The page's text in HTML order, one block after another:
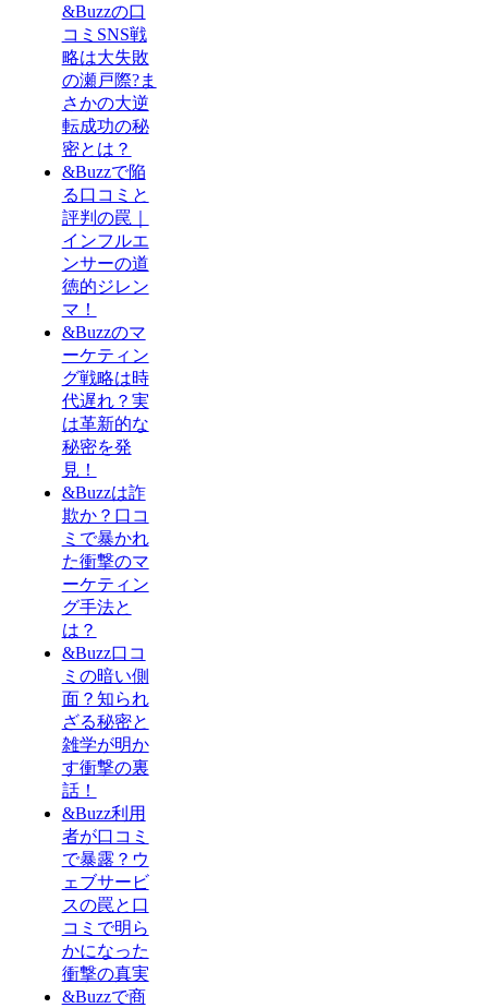
&Buzzの口
コミSNS戦
略は大失敗
の瀬戸際?ま
さかの大逆
転成功の秘
密とは？
&Buzzで陥
る口コミと
評判の罠｜
インフルエ
ンサーの道
徳的ジレン
マ！
&Buzzのマ
ーケティン
グ戦略は時
代遅れ？実
は革新的な
秘密を発
見！
&Buzzは詐
欺か？口コ
ミで暴かれ
た衝撃のマ
ーケティン
グ手法と
は？
&Buzz口コ
ミの暗い側
面？知られ
ざる秘密と
雑学が明か
す衝撃の裏
話！
&Buzz利用
者が口コミ
で暴露？ウ
ェブサービ
スの罠と口
コミで明ら
かになった
衝撃の真実
&Buzzで商